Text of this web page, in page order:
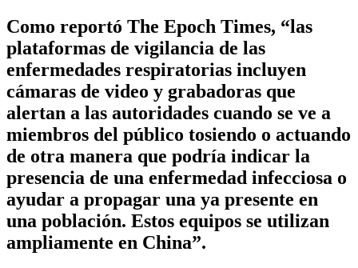
Como reportó The Epoch Times, “las
plataformas de vigilancia de las
enfermedades respiratorias incluyen
cámaras de video y grabadoras que
alertan a las autoridades cuando se ve a
miembros del público tosiendo o actuando
de otra manera que podría indicar la
presencia de una enfermedad infecciosa o
ayudar a propagar una ya presente en
una población. Estos equipos se utilizan
ampliamente en China”.